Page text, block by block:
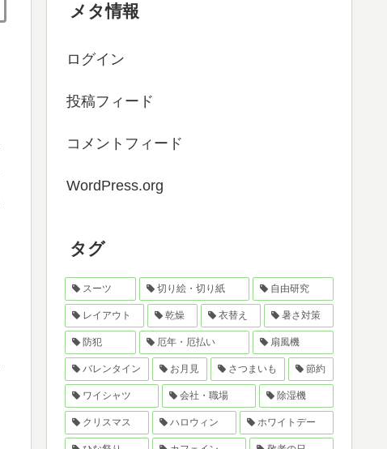
メタ情報
ログイン
投稿フィード
コメントフィード
WordPress.org
タグ
スーツ 切り絵・切り紙 自由研究
レイアウト 乾燥 衣替え 暑さ対策
防犯 厄年・厄払い 扇風機
バレンタイン お月見 さつまいも 節約
ワイシャツ 会社・職場 除湿機
クリスマス ハロウィン ホワイトデー